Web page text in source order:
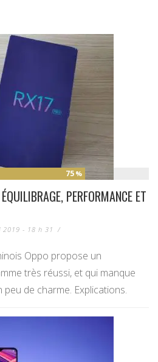
75 %
PERFORMANCE ET
2019 - 18 h 31 /
Oppo propose un
très réussi, et qui manque
peu de charme. Explications.